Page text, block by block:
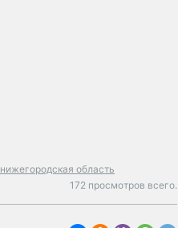
нижегородская область
172 просмотров всего.